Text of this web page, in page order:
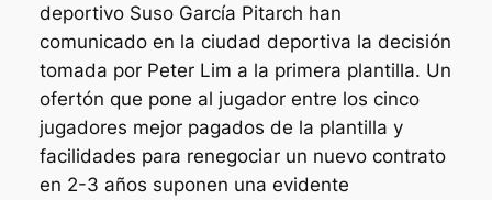
deportivo Suso García Pitarch han
comunicado en la ciudad deportiva la decisión
tomada por Peter Lim a la primera plantilla. Un
ofertón que pone al jugador entre los cinco
jugadores mejor pagados de la plantilla y
facilidades para renegociar un nuevo contrato
en 2-3 años suponen una evidente